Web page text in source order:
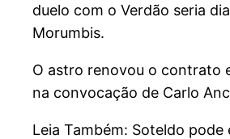
duelo com o Verdão seria
Morumbis.
O astro renovou o contrato
na convocação de Carlo
Leia Também: Soteldo